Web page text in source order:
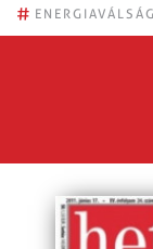
# ENERGIAVÁLSÁG